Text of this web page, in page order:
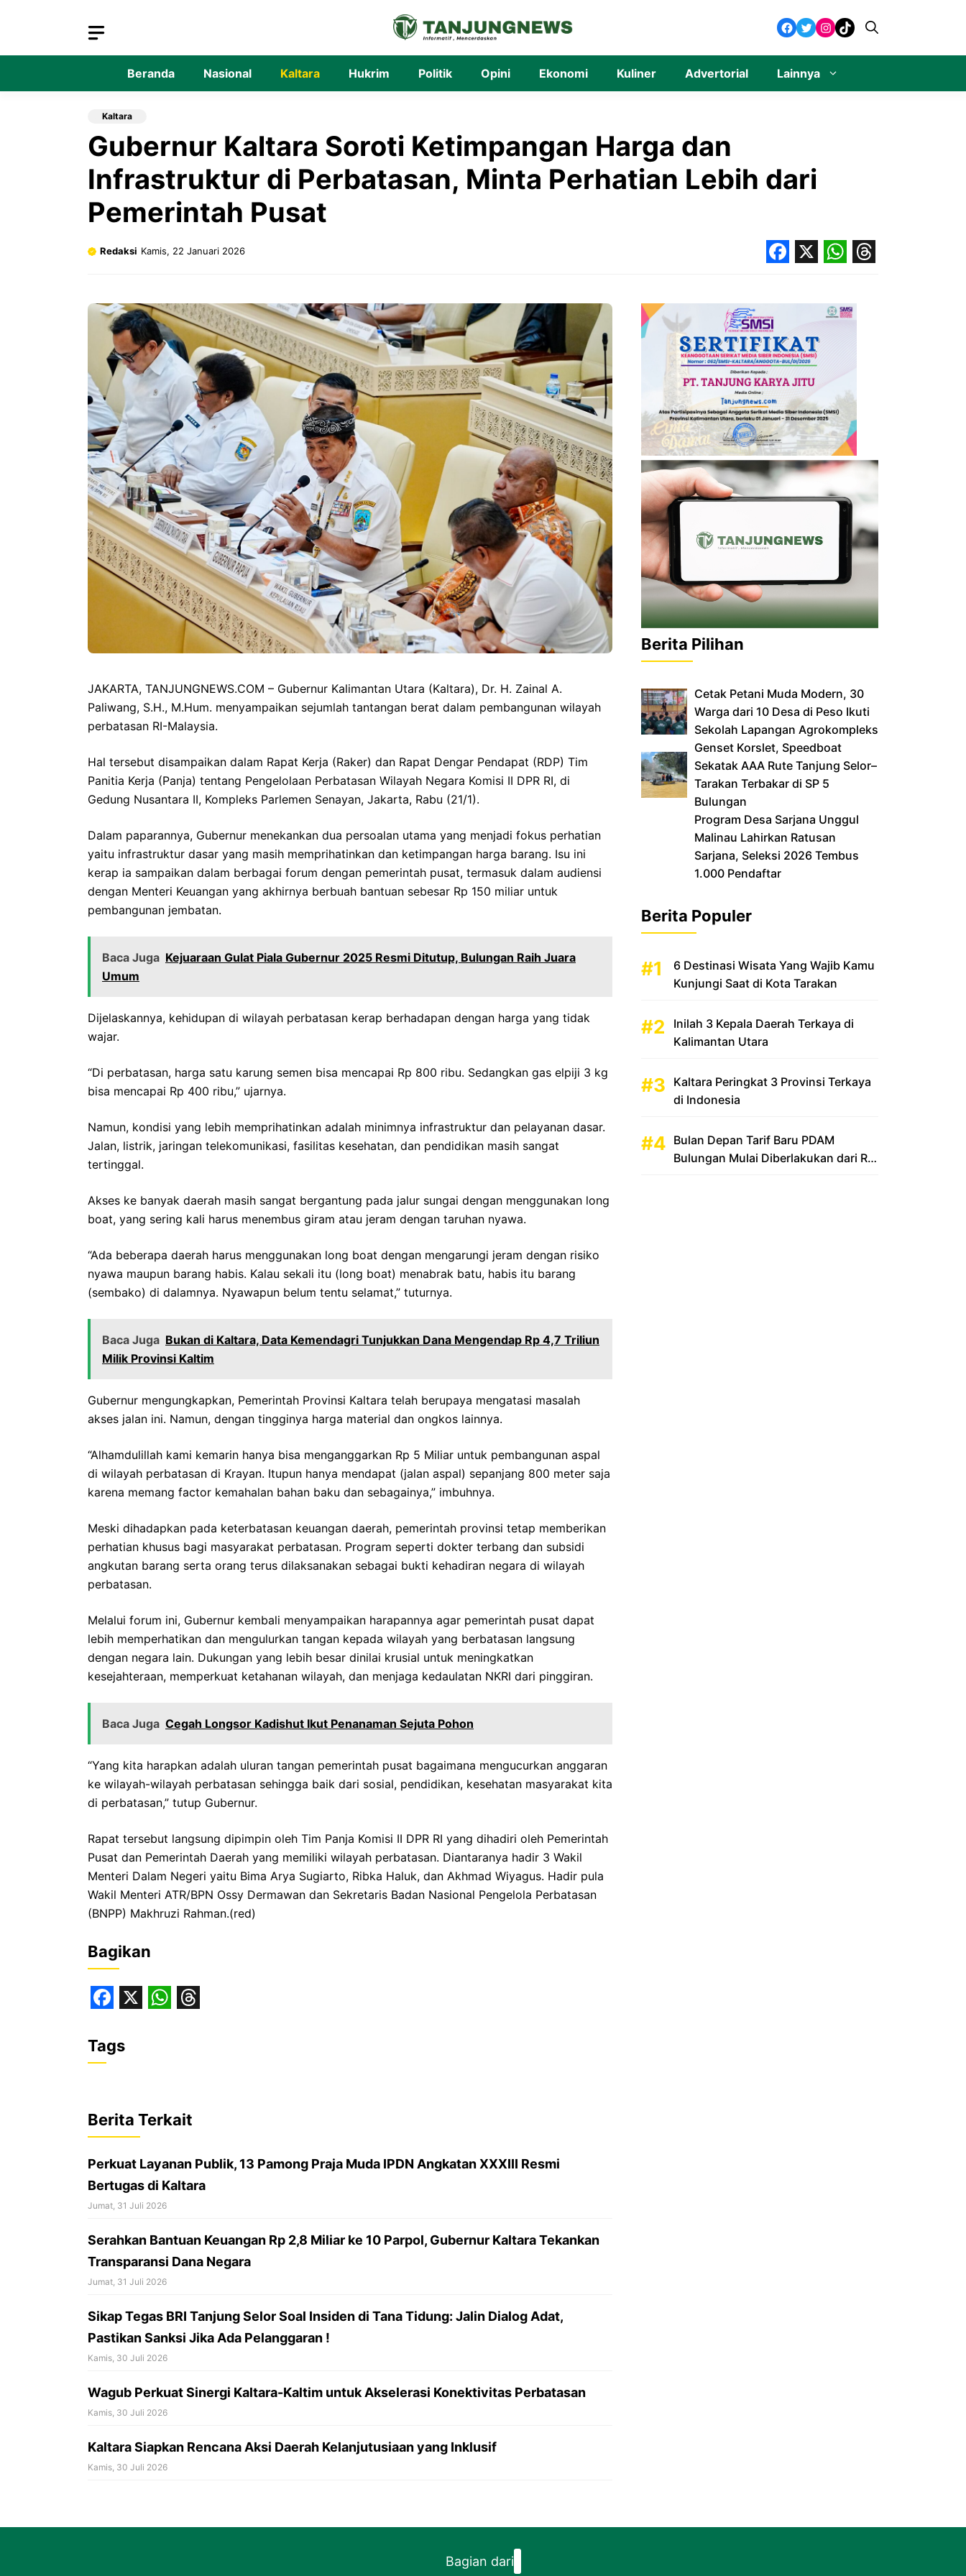
Facebook
Twitter
Instagram
TikTok
Beranda Nasional Kaltara Hukrim Politik Opini Ekonomi Kuliner Advertorial Lainnya
Kaltara
Gubernur Kaltara Soroti Ketimpangan Harga dan
Infrastruktur di Perbatasan, Minta Perhatian Lebih dari
Pemerintah Pusat
Redaksi Kamis, 22 Januari 2026
JAKARTA, TANJUNGNEWS.COM – Gubernur Kalimantan Utara (Kaltara), Dr. H. Zainal A.
Paliwang, S.H., M.Hum. menyampaikan sejumlah tantangan berat dalam pembangunan wilayah
perbatasan RI-Malaysia.
Hal tersebut disampaikan dalam Rapat Kerja (Raker) dan Rapat Dengar Pendapat (RDP) Tim
Panitia Kerja (Panja) tentang Pengelolaan Perbatasan Wilayah Negara Komisi II DPR RI, di
Gedung Nusantara II, Kompleks Parlemen Senayan, Jakarta, Rabu (21/1).
Dalam paparannya, Gubernur menekankan dua persoalan utama yang menjadi fokus perhatian
yaitu infrastruktur dasar yang masih memprihatinkan dan ketimpangan harga barang. Isu ini
kerap ia sampaikan dalam berbagai forum dengan pemerintah pusat, termasuk dalam audiensi
dengan Menteri Keuangan yang akhirnya berbuah bantuan sebesar Rp 150 miliar untuk
pembangunan jembatan.
Baca Juga Kejuaraan Gulat Piala Gubernur 2025 Resmi Ditutup, Bulungan Raih Juara
Umum
Dijelaskannya, kehidupan di wilayah perbatasan kerap berhadapan dengan harga yang tidak
wajar.
“Di perbatasan, harga satu karung semen bisa mencapai Rp 800 ribu. Sedangkan gas elpiji 3 kg
bisa mencapai Rp 400 ribu,” ujarnya.
Namun, kondisi yang lebih memprihatinkan adalah minimnya infrastruktur dan pelayanan dasar.
Jalan, listrik, jaringan telekomunikasi, fasilitas kesehatan, dan pendidikan masih sangat
tertinggal.
Akses ke banyak daerah masih sangat bergantung pada jalur sungai dengan menggunakan long
boat, yang sering kali harus menembus giram atau jeram dengan taruhan nyawa.
“Ada beberapa daerah harus menggunakan long boat dengan mengarungi jeram dengan risiko
nyawa maupun barang habis. Kalau sekali itu (long boat) menabrak batu, habis itu barang
(sembako) di dalamnya. Nyawapun belum tentu selamat,” tuturnya.
Baca Juga Bukan di Kaltara, Data Kemendagri Tunjukkan Dana Mengendap Rp 4,7 Triliun
Milik Provinsi Kaltim
Gubernur mengungkapkan, Pemerintah Provinsi Kaltara telah berupaya mengatasi masalah
akses jalan ini. Namun, dengan tingginya harga material dan ongkos lainnya.
“Alhamdulillah kami kemarin hanya bisa menganggarkan Rp 5 Miliar untuk pembangunan aspal
di wilayah perbatasan di Krayan. Itupun hanya mendapat (jalan aspal) sepanjang 800 meter saja
karena memang factor kemahalan bahan baku dan sebagainya,” imbuhnya.
Meski dihadapkan pada keterbatasan keuangan daerah, pemerintah provinsi tetap memberikan
perhatian khusus bagi masyarakat perbatasan. Program seperti dokter terbang dan subsidi
angkutan barang serta orang terus dilaksanakan sebagai bukti kehadiran negara di wilayah
perbatasan.
Melalui forum ini, Gubernur kembali menyampaikan harapannya agar pemerintah pusat dapat
lebih memperhatikan dan mengulurkan tangan kepada wilayah yang berbatasan langsung
dengan negara lain. Dukungan yang lebih besar dinilai krusial untuk meningkatkan
kesejahteraan, memperkuat ketahanan wilayah, dan menjaga kedaulatan NKRI dari pinggiran.
Baca Juga Cegah Longsor Kadishut Ikut Penanaman Sejuta Pohon
“Yang kita harapkan adalah uluran tangan pemerintah pusat bagaimana mengucurkan anggaran
ke wilayah-wilayah perbatasan sehingga baik dari sosial, pendidikan, kesehatan masyarakat kita
di perbatasan,” tutup Gubernur.
Rapat tersebut langsung dipimpin oleh Tim Panja Komisi II DPR RI yang dihadiri oleh Pemerintah
Pusat dan Pemerintah Daerah yang memiliki wilayah perbatasan. Diantaranya hadir 3 Wakil
Menteri Dalam Negeri yaitu Bima Arya Sugiarto, Ribka Haluk, dan Akhmad Wiyagus. Hadir pula
Wakil Menteri ATR/BPN Ossy Dermawan dan Sekretaris Badan Nasional Pengelola Perbatasan
(BNPP) Makhruzi Rahman.(red)
Bagikan
a
c
b
o
o
k
s
A
p
p
a
d
s
Tags
Berita Terkait
Perkuat Layanan Publik, 13 Pamong Praja Muda IPDN Angkatan XXXIII Resmi
Bertugas di Kaltara
Jumat, 31 Juli 2026
Serahkan Bantuan Keuangan Rp 2,8 Miliar ke 10 Parpol, Gubernur Kaltara Tekankan
Transparansi Dana Negara
Jumat, 31 Juli 2026
Sikap Tegas BRI Tanjung Selor Soal Insiden di Tana Tidung: Jalin Dialog Adat,
Pastikan Sanksi Jika Ada Pelanggaran !
Kamis, 30 Juli 2026
Wagub Perkuat Sinergi Kaltara-Kaltim untuk Akselerasi Konektivitas Perbatasan
Kamis, 30 Juli 2026
Kaltara Siapkan Rencana Aksi Daerah Kelanjutusiaan yang Inklusif
Kamis, 30 Juli 2026
Berita Pilihan
Cetak Petani Muda Modern, 30
Warga dari 10 Desa di Peso Ikuti
Sekolah Lapangan Agrokompleks
‎Genset Korslet, Speedboat
Sekatak AAA Rute Tanjung Selor–
Tarakan Terbakar di SP 5
Bulungan
‎Program Desa Sarjana Unggul
Malinau Lahirkan Ratusan
Sarjana, Seleksi 2026 Tembus
1.000 Pendaftar
Berita Populer
6 Destinasi Wisata Yang Wajib Kamu
Kunjungi Saat di Kota Tarakan
Inilah 3 Kepala Daerah Terkaya di
Kalimantan Utara
Kaltara Peringkat 3 Provinsi Terkaya
di Indonesia
Bulan Depan Tarif Baru PDAM
Bulungan Mulai Diberlakukan dari Rp
Bagian dari